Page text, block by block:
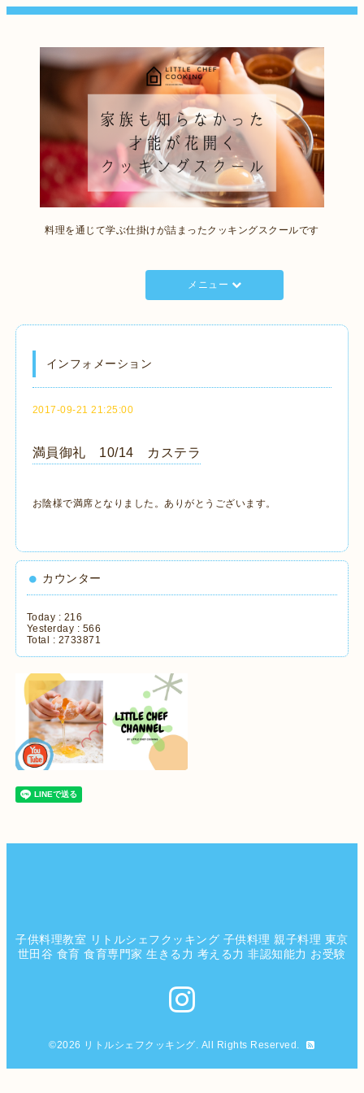
料理を通じて学ぶ仕掛けが詰まったクッキングスクールです
メニュー
インフォメーション
2017-09-21 21:25:00
満員御礼 10/14 カステラ
お陰様で満席となりました。ありがとうございます。
カウンター
Today : 216
Yesterday : 566
Total : 2733871
子供料理教室 リトルシェフクッキング 子供料理 親子料理 東京
世田谷 食育 食育専門家 生きる力 考える力 非認知能力 お受験
©2026 リトルシェフクッキング. All Rights Reserved.